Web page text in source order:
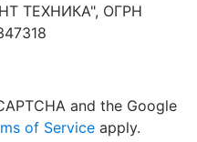
ТЕХНИКА", ОГРН
and the Google
of Serviceapply.